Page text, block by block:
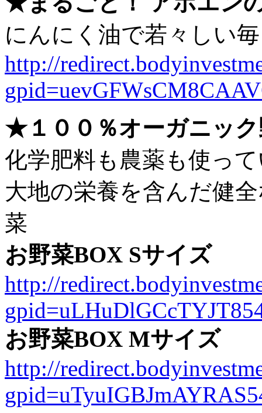
にんにく油で若々しい
http://
★１００％オーガニッ
化学肥料も農薬も使っ
大地の栄養を含んだ健
菜
お野菜BOX Sサイズ
http://
お野菜BOX Mサイズ
http://